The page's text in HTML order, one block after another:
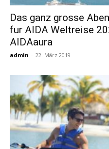
Das ganz grosse
fur AIDA Weltreise
AIDAaura
admin - 22. März 2019